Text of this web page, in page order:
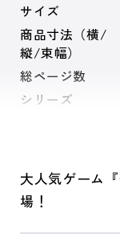
サイズ
商品寸法（横/
縦/束幅）
総ページ数
シリーズ
大人気ゲーム
場！